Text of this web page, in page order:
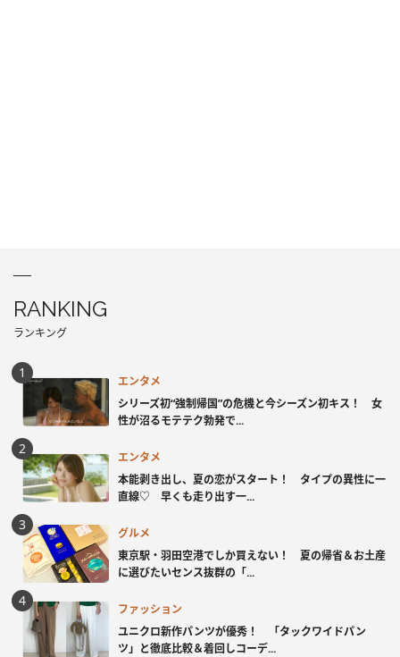
RANKING
ランキング
エンタメ
シリーズ初“強制帰国”の危機と今シーズン初キス！ 女
性が沼るモテテク勃発で...
エンタメ
本能剥き出し、夏の恋がスタート！ タイプの異性に一
直線♡ 早くも走り出す一...
グルメ
東京駅・羽田空港でしか買えない！ 夏の帰省＆お土産
に選びたいセンス抜群の「...
ファッション
ユニクロ新作パンツが優秀！ 「タックワイドパン
ツ」と徹底比較＆着回しコーデ...